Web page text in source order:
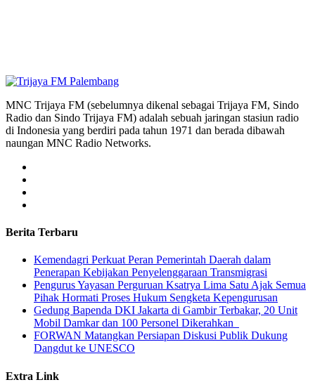
MNC Trijaya FM (sebelumnya dikenal sebagai Trijaya FM, Sindo
Radio dan Sindo Trijaya FM) adalah sebuah jaringan stasiun radio
di Indonesia yang berdiri pada tahun 1971 dan berada dibawah
naungan MNC Radio Networks.
Berita Terbaru
Kemendagri Perkuat Peran Pemerintah Daerah dalam
Penerapan Kebijakan Penyelenggaraan Transmigrasi
Pengurus Yayasan Perguruan Ksatrya Lima Satu Ajak Semua
Pihak Hormati Proses Hukum Sengketa Kepengurusan
Gedung Bapenda DKI Jakarta di Gambir Terbakar, 20 Unit
Mobil Damkar dan 100 Personel Dikerahkan
FORWAN Matangkan Persiapan Diskusi Publik Dukung
Dangdut ke UNESCO
Extra Link